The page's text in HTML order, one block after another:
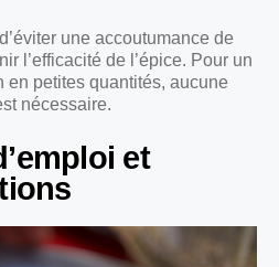
une accoutumance de
l’efficacité de l’épice. Pour un
en petites quantités, aucune
nécessaire.
et